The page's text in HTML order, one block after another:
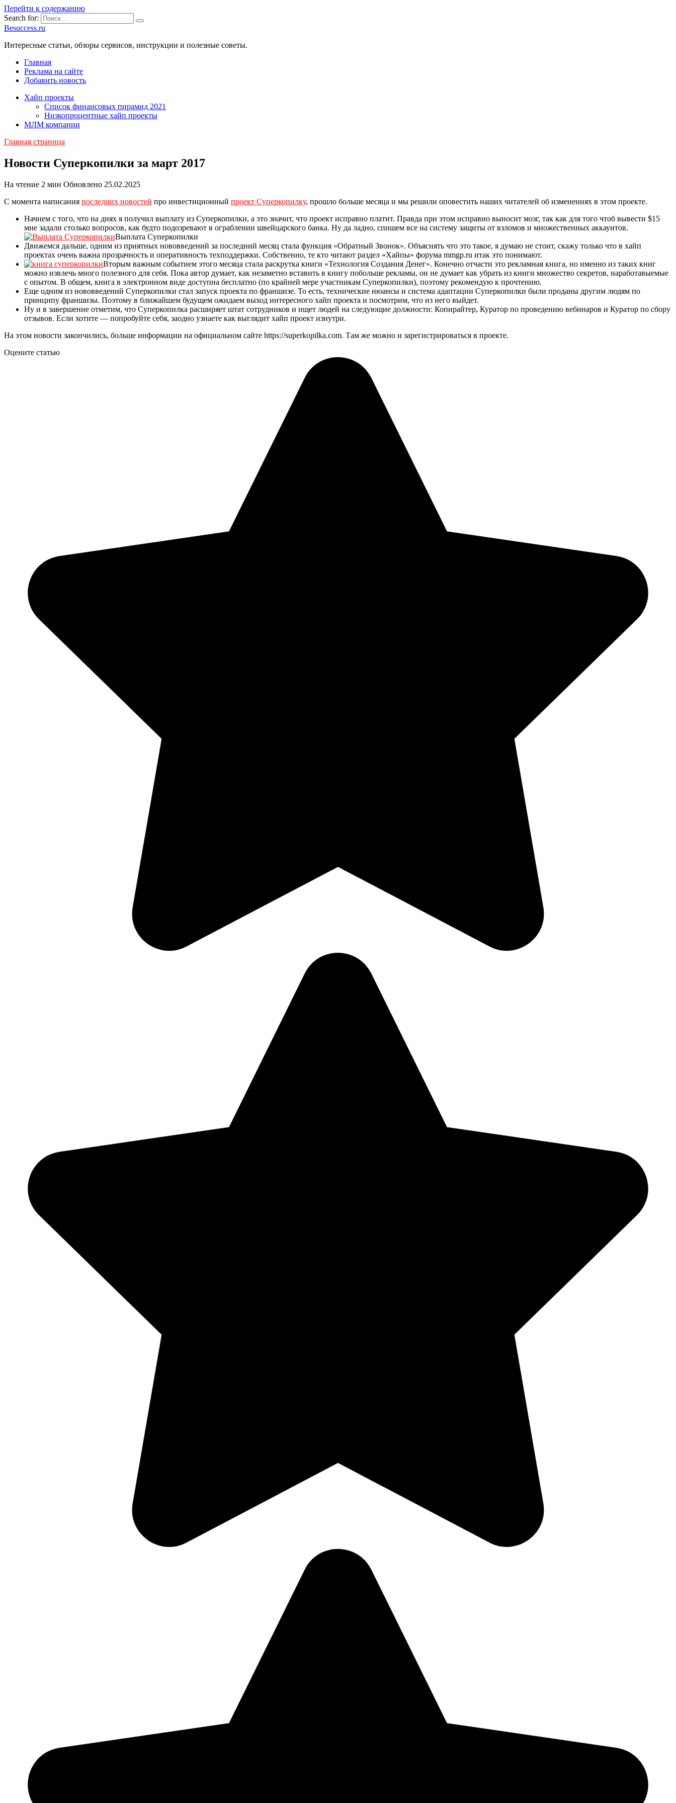
Перейти к содержанию
Search for:
Besuccess.ru
Интересные статьи, обзоры сервисов, инструкции и полезные советы.
Главная
Реклама на сайте
Добавить новость
Хайп проекты
Список финансовых пирамид 2021
Низкопроцентные хайп проекты
МЛМ компании
Главная страница
Новости Суперкопилки за март 2017
На чтение 2 мин Обновлено 25.02.2025
С момента написания последних новостей про инвестиционный проект Суперкопилку, прошло больше месяца и мы решили оповестить наших читателей об изменениях в этом проекте.
Начнем с того, что на днях я получил выплату из Суперкопилки, а это значит, что проект исправно платит. Правда при этом исправно выносит мозг, так как для того чтоб вывести $15
мне задали столько вопросов, как будто подозревают в ограблении швейцарского банка. Ну да ладно, спишем все на систему защиты от взломов и множественных аккаунтов.
Выплата Суперкопилки
Движемся дальше, одним из приятных нововведений за последний месяц стала функция «Обратный Звонок». Объяснять что это такое, я думаю не стоит, скажу только что в хайп
проектах очень важна прозрачность и оперативность техподдержки. Собственно, те кто читают раздел «Хайпы» форума mmgp.ru итак это понимают.
Вторым важным событием этого месяца стала раскрутка книги «Технология Создания Денег». Конечно отчасти это рекламная книга, но именно из таких книг
можно извлечь много полезного для себя. Пока автор думает, как незаметно вставить в книгу побольше рекламы, он не думает как убрать из книги множество секретов, наработавыемые
с опытом. В общем, книга в электронном виде доступна бесплатно (по крайней мере участникам Суперкопилки), поэтому рекомендую к прочтению.
Еще одним из нововведений Суперкопилки стал запуск проекта по франшизе. То есть, технические нюансы и система адаптации Суперкопилки были проданы другим людям по
принципу франшизы. Поэтому в ближайшем будущем ожидаем выход интересного хайп проекта и посмотрим, что из него выйдет.
Ну и в завершение отметим, что Суперкопилка расширяет штат сотрудников и ищет людей на следующие должности: Копирайтер, Куратор по проведению вебинаров и Куратор по сбору
отзывов. Если хотите — попробуйте себя, заодно узнаете как выглядит хайп проект изнутри.
На этом новости закончились, больше информации на официальном сайте https://superkopilka.com. Там же можно и зарегистрироваться в проекте.
Оцените статью